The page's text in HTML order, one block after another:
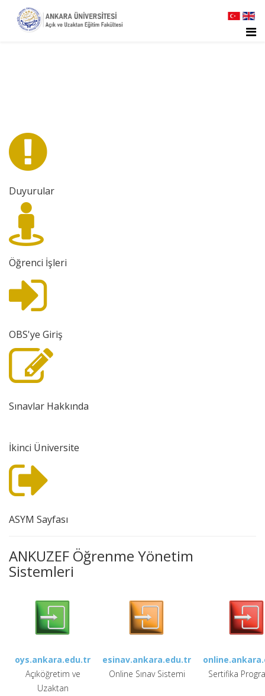
Duyurular
Öğrenci İşleri
OBS'ye Giriş
Sınavlar Hakkında
İkinci Üniversite
ASYM Sayfası
ANKUZEF Öğrenme Yönetim
Sistemleri
oys.ankara.edu.tr
Açıköğretim ve
Uzaktan
esinav.ankara.edu.tr
Online Sınav Sistemi
Sertifika